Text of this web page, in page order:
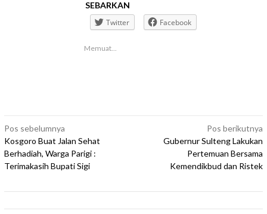
SEBARKAN
Twitter
Facebook
Memuat...
Navigasi
pos
Pos sebelumnya
Kosgoro Buat Jalan Sehat
Berhadiah, Warga Parigi :
Terimakasih Bupati Sigi
Pos berikutnya
Gubernur Sulteng Lakukan
Pertemuan Bersama
Kemendikbud dan Ristek